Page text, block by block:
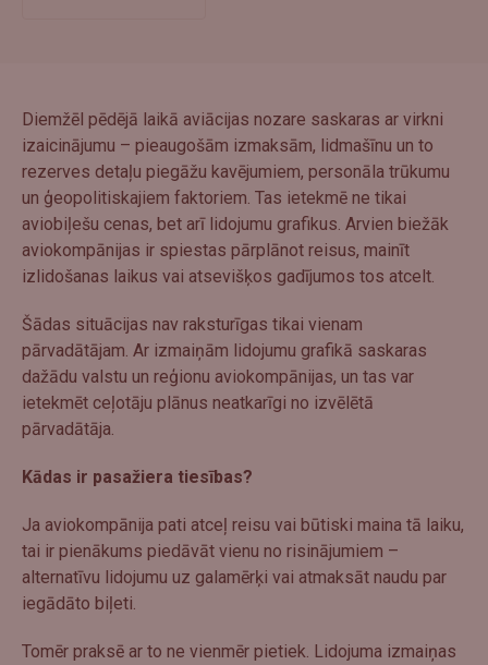
Diemžēl pēdējā laikā aviācijas nozare saskaras ar virkni
izaicinājumu – pieaugošām izmaksām, lidmašīnu un to
rezerves detaļu piegāžu kavējumiem, personāla trūkumu
un ģeopolitiskajiem faktoriem. Tas ietekmē ne tikai
aviobiļešu cenas, bet arī lidojumu grafikus. Arvien biežāk
aviokompānijas ir spiestas pārplānot reisus, mainīt
izlidošanas laikus vai atsevišķos gadījumos tos atcelt.
Šādas situācijas nav raksturīgas tikai vienam
pārvadātājam. Ar izmaiņām lidojumu grafikā saskaras
dažādu valstu un reģionu aviokompānijas, un tas var
ietekmēt ceļotāju plānus neatkarīgi no izvēlētā
pārvadātāja.
Kādas ir pasažiera tiesības?
Ja aviokompānija pati atceļ reisu vai būtiski maina tā laiku,
tai ir pienākums piedāvāt vienu no risinājumiem –
alternatīvu lidojumu uz galamērķi vai atmaksāt naudu par
iegādāto biļeti.
Tomēr praksē ar to ne vienmēr pietiek. Lidojuma izmaiņas